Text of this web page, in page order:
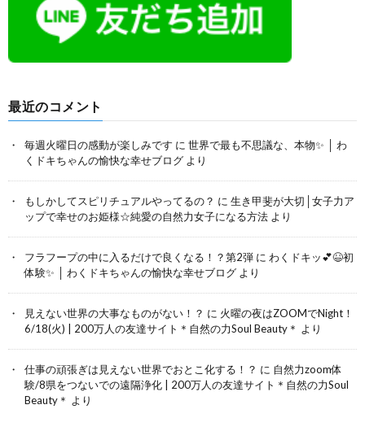
最近のコメント
毎週火曜日の感動が楽しみです に 世界で最も不思議な、本物✨ │ わ
くドキちゃんの愉快な幸せブログ より
もしかしてスピリチュアルやってるの？ に 生き甲斐が大切│女子力ア
ップで幸せのお姫様☆純愛の自然力女子になる方法 より
フラフープの中に入るだけで良くなる！？第2弾 に わくドキッ💕😆初
体験✨ │ わくドキちゃんの愉快な幸せブログ より
見えない世界の大事なものがない！？ に 火曜の夜はZOOMでNight！
6/18(火) | 200万人の友達サイト＊自然の力Soul Beauty＊ より
仕事の頑張ぎは見えない世界でおとこ化する！？ に 自然力zoom体
験/8県をつないでの遠隔浄化 | 200万人の友達サイト＊自然の力Soul
Beauty＊ より